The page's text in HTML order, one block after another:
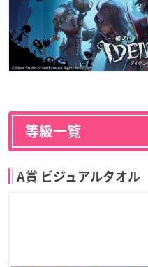
等級一覧
A賞 ビジュアルタオル